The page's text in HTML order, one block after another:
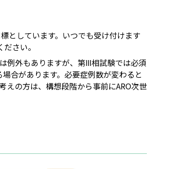
としています。いつでも受け付けます
さい。
例外もありますが、第Ⅲ相試験では必須
合があります。必要症例数が変わると
の方は、構想段階から事前にARO次世